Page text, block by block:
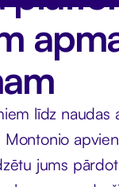
līdz naudas
jums